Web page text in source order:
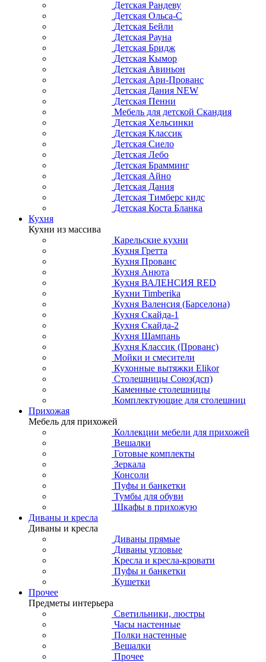
Детская Рандеву
Детская Ольса-С
Детская Бейли
Детская Рауна
Детская Бридж
Детская Кымор
Детская Авиньон
Детская Ари-Прованс
Детская Дания NEW
Детская Пенни
Мебель для детской Скандия
Детская Хельсинки
Детская Классик
Детская Сиело
Детская Лебо
Детская Брамминг
Детская Айно
Детская Дания
Детская Тимберс кидс
Детская Коста Бланка
Кухня
Кухни из массива
Карельские кухни
Кухня Гретта
Кухня Прованс
Кухня Анюта
Кухня ВАЛЕНСИЯ RED
Кухни Timberika
Кухня Валенсия (Барселона)
Кухня Скайда-1
Кухня Скайда-2
Кухня Шампань
Кухня Классик (Прованс)
Мойки и смесители
Кухонные вытяжки Elikor
Столешницы Союз(дсп)
Каменные столешницы
Комплектующие для столешниц
Прихожая
Мебель для прихожей
Коллекции мебели для прихожей
Вешалки
Готовые комплекты
Зеркала
Консоли
Пуфы и банкетки
Тумбы для обуви
Шкафы в прихожую
Диваны и кресла
Диваны и кресла
Диваны прямые
Диваны угловые
Кресла и кресла-кровати
Пуфы и банкетки
Кушетки
Прочее
Предметы интерьера
Светильники, люстры
Часы настенные
Полки настенные
Вешалки
Прочее